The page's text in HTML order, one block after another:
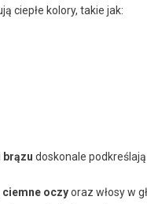
ciepłe kolory, takie jak:
brązu doskonale
ciemne oczyoraz włosy w